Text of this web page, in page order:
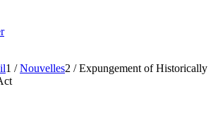
1 / Nouvelles2 / Expungement of Historically